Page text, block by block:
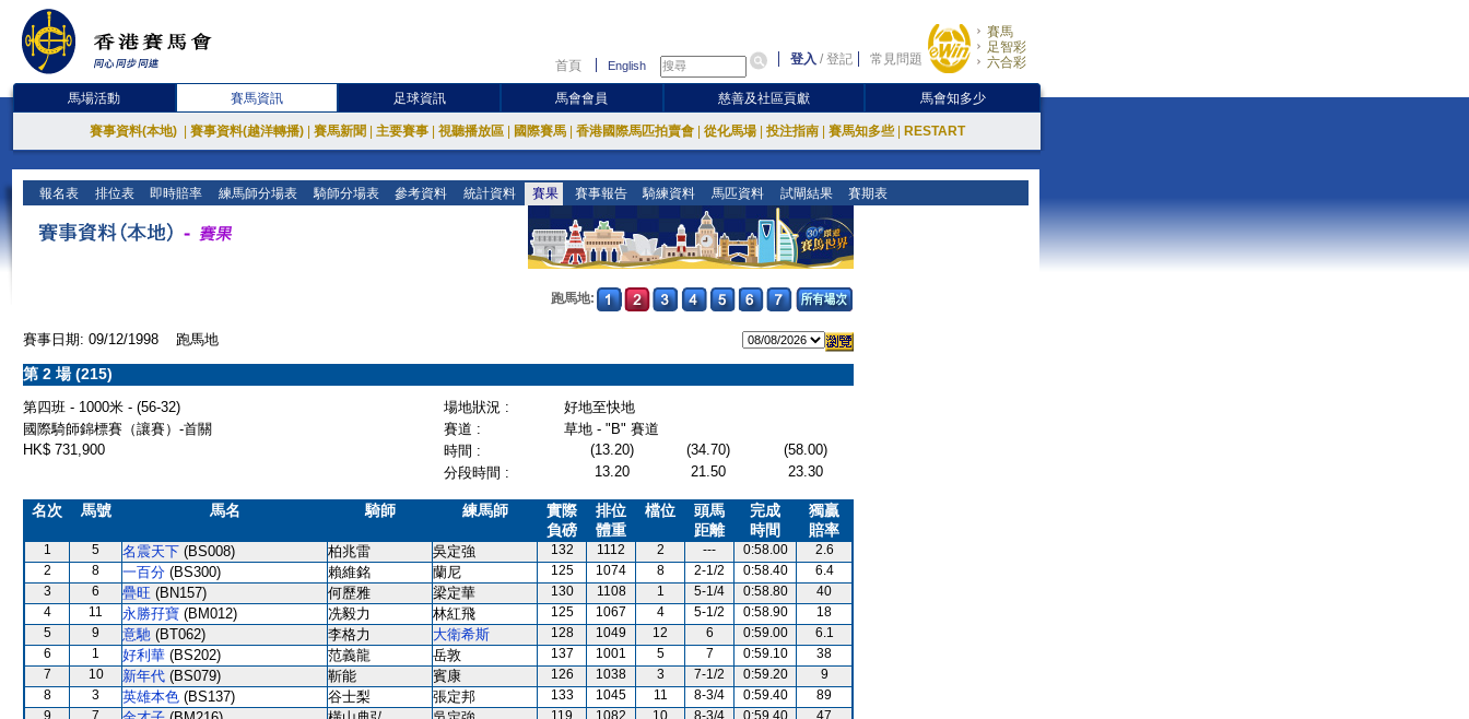
首頁 English 登入 /登記 常見問題
賽馬
足智彩
六合彩
馬場活動 賽馬資訊 足球資訊 馬會會員 慈善及社區貢獻 馬會知多少
賽事資料(本地) 賽事資料(越洋轉播) 賽馬新聞 主要賽事 視聽播放區 國際賽馬 香港國際馬匹拍賣會 從化馬場 投注指南 賽馬知多些 RESTART
報名表 排位表 即時賠率 練馬師分場表 騎師分場表 參考資料 統計資料 賽果 賽事報告 騎練資料 馬匹資料 試閘結果 賽期表
跑馬地:
賽事日期: 09/12/1998 跑馬地
第 2 場 (215)
第四班 - 1000米 - (56-32) 場地狀況 :
好地至快地
國際騎師錦標賽（讓賽）-首關
賽道 :
草地 - "B" 賽道
HK$ 731,900
時間 : (13.20) (34.70)
(58.00)
分段時間 :
13.20 21.50 23.30
名次 馬號 馬名 騎師 練馬師
實際
負磅
排位
體重
檔位
頭馬
距離
完成
時間
獨贏
賠率
1 5 名震天下 (BS008) 柏兆雷 吳定強 132 1112 2 --- 0:58.00
2.6
2
8 一百分 (BS300) 賴維銘 蘭尼 125 1074 8 2-1/2 0:58.40
6.4
3
6 疊旺 (BN157) 何歷雅 梁定華 130 1108 1 5-1/4 0:58.80
40
4
11 永勝孖寶 (BM012) 冼毅力 林紅飛 125 1067 4 5-1/2 0:58.90
18
5
9 意馳 (BT062) 李格力 大衛希斯 128 1049 12 6 0:59.00
6.1
6
1 好利華 (BS202) 范義龍 岳敦 137 1001 5 7 0:59.10
38
7
10 新年代 (BS079) 靳能 賓康 126 1038 3 7-1/2 0:59.20
9
8
3 英雄本色 (BS137) 谷士梨 張定邦 133 1045 11 8-3/4 0:59.40
89
9
7 119 1082 10 8-3/4 0:59.40
47